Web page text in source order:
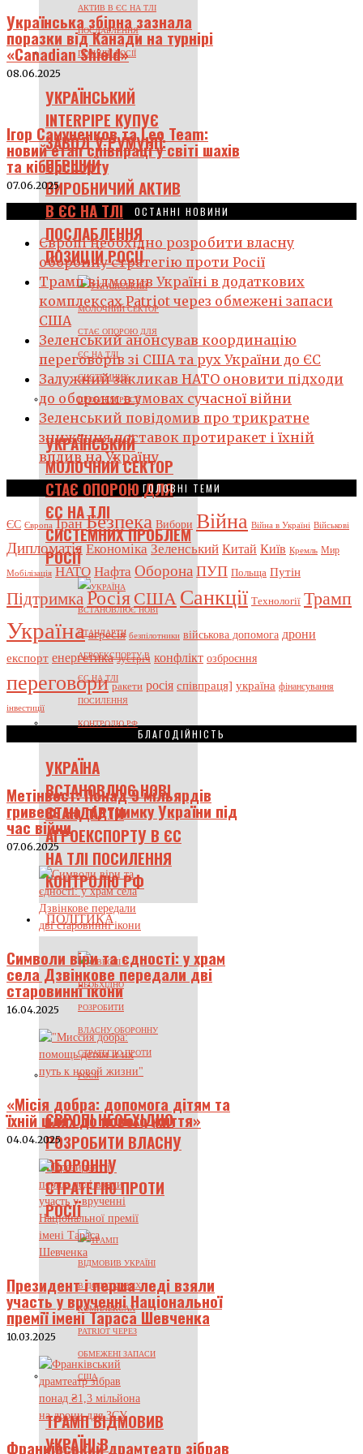
УКРАЇНСЬКИЙ
INTERPIPE КУПУЄ
ЗАВОД У РУМУНІЇ:
ПЕРШИЙ
ВИРОБНИЧИЙ АКТИВ
В ЄС НА ТЛІ
ПОСЛАБЛЕННЯ
ПОЗИЦІЙ РОСІЇ
УКРАЇНСЬКИЙ
МОЛОЧНИЙ СЕКТОР
СТАЄ ОПОРОЮ ДЛЯ
ЄС НА ТЛІ
СИСТЕМНИХ ПРОБЛЕМ
РОСІЇ
УКРАЇНА
ВСТАНОВЛЮЄ НОВІ
СТАНДАРТИ
АГРОЕКСПОРТУ В ЄС
НА ТЛІ ПОСИЛЕННЯ
КОНТРОЛЮ РФ
ПОЛІТИКА
ЄВРОПІ НЕОБХІДНО
РОЗРОБИТИ ВЛАСНУ
ОБОРОННУ
СТРАТЕГІЮ ПРОТИ
РОСІЇ
ТРАМП ВІДМОВИВ
УКРАЇНІ В
Українська збірна зазнала
поразки від Канади на турнірі
«Canadian Shield»
08.06.2025
Ігор Самуненков та Leo Team:
новий етап співпраці у світі шахів
та кіберспорту
07.06.2025
ОСТАННІ НОВИНИ
Європі необхідно розробити власну
оборонну стратегію проти Росії
Трамп відмовив Україні в додаткових
комплексах Patriot через обмежені запаси
США
Зеленський анонсував координацію
переговорів зі США та рух України до ЄС
Залужний закликав НАТО оновити підходи
до оборони в умовах сучасної війни
Зеленський повідомив про трикратне
зниження поставок протиракет і їхній
вплив на Україну
ГОЛОВНІ ТЕМИ
ЄС Європа Іран Безпека Вибори Війна Війна в Україні Військові
Дипломатія Економіка Зеленський Китай Київ Кремль Мир
Мобілізація НАТО Нафта Оборона ПУП Польща Путін
Підтримка Росія США Санкції Технології Трамп
Україна агресія безпілотники військова допомога дрони
експорт енергетика зустріч конфлікт озброєння
переговори ракети росія співпраця] україна фінансування
інвестиції
БЛАГОДІЙНІСТЬ
Метінвест: Понад 9 мільярдів
гривень на підтримку України під
час війни
07.06.2025
Символи віри та єдності: у храм
села Дзвінкове передали дві
старовинні ікони
16.04.2025
«Місія добра: допомога дітям та
їхній шлях до нового життя»
04.04.2025
Президент і перша леді взяли
участь у врученні Національної
премії імені Тараса Шевченка
10.03.2025
Франківський драмтеатр зібрав